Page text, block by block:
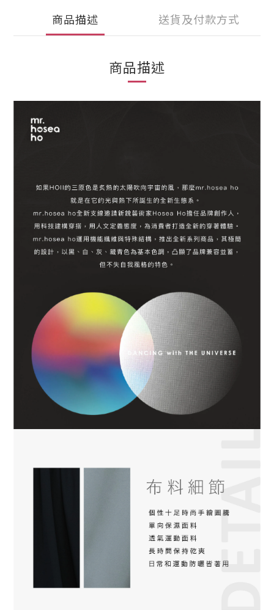
商品描述 送貨及付款方式
商品描述